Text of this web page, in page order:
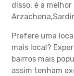
disso, é a
Prefere uma
mais local?
bairros mais
assim tenham